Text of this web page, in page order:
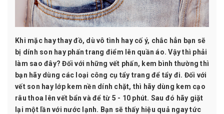
Khi mặc hay thay đồ, dù vô tình hay cố ý, chắc hẳn bạn sẽ
bị dính son hay phấn trang điểm lên quần áo. Vậy thì phải
làm sao đây? Đối với những vết phấn, kem bình thường thì
bạn hãy dùng các loại công cụ tẩy trang để tẩy đi. Đối với
vết son hay lớp kem nền dính chặt, thì hãy dùng kem cạo
râu thoa lên vết bẩn và để từ 5 - 10 phút. Sau đó hãy giặt
lại một lần với nước lạnh. Bạn sẽ thấy hiệu quả ngay tức